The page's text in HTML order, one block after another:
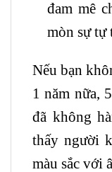
đam mê
mòn sự tự
Nếu bạn
1 năm nữa,
đã không
thấy người
màu sắc với